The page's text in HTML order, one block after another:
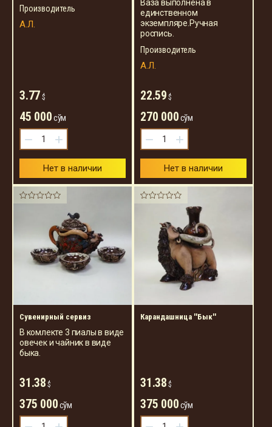
Производитель
А.Л.
3.77 $
45 000сўм
− +
Нет в наличии
Ваза выполнена в
единственном
экземпляре.Ручная
роспись.
Производитель
А.Л.
22.59 $
270 000сўм
− +
Нет в наличии
Сувенирный сервиз
В комлекте 3 пиалы в виде
овечек и чайник в виде
быка.
31.38 $
375 000сўм
Карандашница ''Бык''
31.38 $
375 000сўм